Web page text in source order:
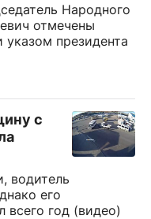
Народного
отмечены
указом президента
с
водитель
его
всего год (видео)